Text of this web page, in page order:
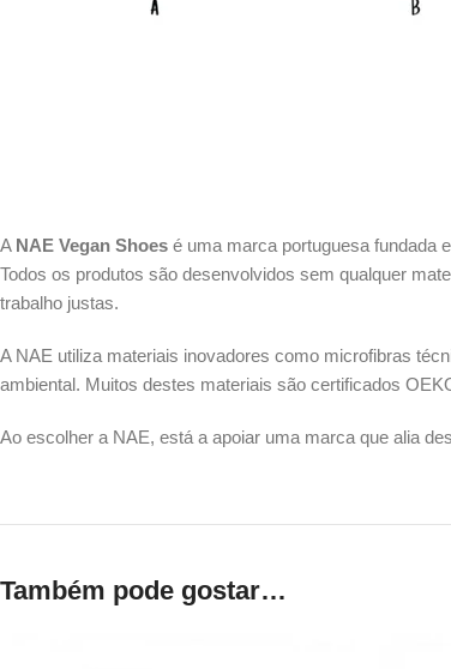
A NAE Vegan Shoes é uma marca portuguesa fundada
Todos os produtos são desenvolvidos sem qualquer
trabalho justas.
A NAE utiliza materiais inovadores como microfibras
ambiental. Muitos destes materiais são certificados
Ao escolher a NAE, está a apoiar uma marca que alia
Também pode gostar…